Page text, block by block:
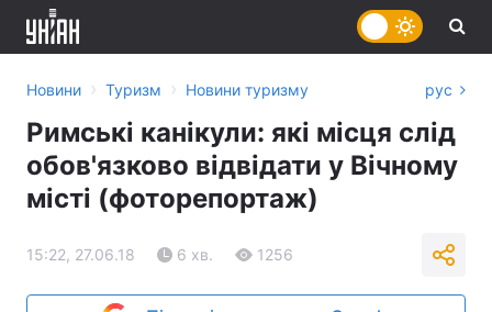
Новини › Туризм › Новини туризму рус
Римські канікули: які місця слід
обов'язково відвідати у Вічному
місті (фоторепортаж)
15:22, 27.06.18 6 хв. 1256